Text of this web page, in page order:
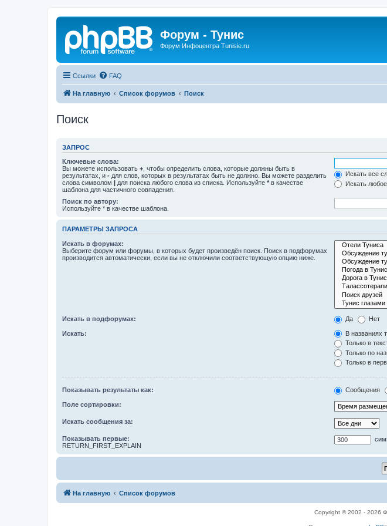
Форум - Тунис
Форум Инфоцентра Tunisie.ru
Ссылки FAQ
На главную Список форумов Поиск
Поиск
ЗАПРОС
Ключевые слова:
Вы можете использовать + , чтобы определить слова, которые должны быть в
результатах, и - для слов, которых в результатах быть не должно. Вы можете разделить
слова символом | для поиска любого слова из списка. Используйте * в качестве
шаблона для частичного совпадения.
Искать все
Искать
Поиск по автору:
Используйте * в качестве шаблона.
ПАРАМЕТРЫ ЗАПРОСА
Искать в форумах:
Выберите форум или форумы, в которых будет произведён поиск. Поиск в подфорумах
производится автоматически, если вы не отключили соответствующую опцию ниже.
Искать в подфорумах: Да Нет
Искать:
В названиях
Только в
Только по
Только в
Показывать результаты как: Сообщения
Поле сортировки:
Искать сообщения за:
Показывать первые:
RETURN_FIRST_EXPLAIN
На главную Список форумов
Copyright © 2002 - 2026